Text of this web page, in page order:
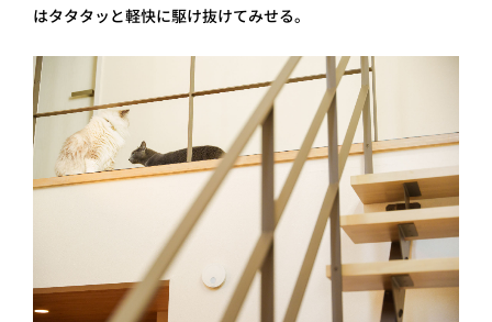
はタタタッと軽快に駆け抜けてみせる。